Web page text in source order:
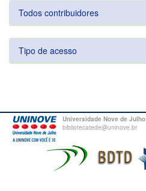
Todos contribuidores
Tipo de acesso
Universidade Nove de Julho
bibliotecatede@uninove.br